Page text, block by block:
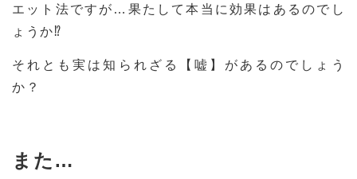
エット法ですが…果たして本当に効果はあるのでし
ょうか⁉
それとも実は知られざる【嘘】があるのでしょう
か？
また…